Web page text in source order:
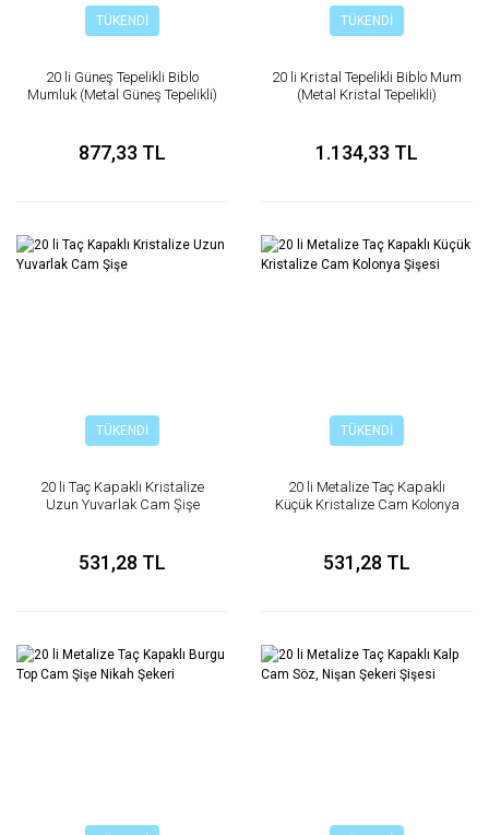
TÜKENDİ
20 li Güneş Tepelikli Biblo
Mumluk (Metal Güneş Tepelikli)
877,33 TL
TÜKENDİ
20 li Kristal Tepelikli Biblo Mum
(Metal Kristal Tepelikli)
1.134,33 TL
TÜKENDİ
20 li Taç Kapaklı Kristalize
Uzun Yuvarlak Cam Şişe
531,28 TL
TÜKENDİ
20 li Metalize Taç Kapaklı
Küçük Kristalize Cam Kolonya
531,28 TL